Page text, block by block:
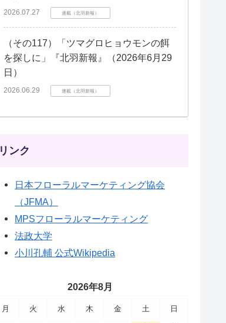
2026.07.27 連載（北羽新報）
（その117）「ツマグロヒョウモンの餌
を探しに」『北羽新報』（2026年6月29
日）
2026.06.29 連載（北羽新報）
リンク
日本フローラルマーケティング協会
（JFMA）
MPSフローラルマーケティング
法政大学
小川孔輔 公式Wikipedia
2026年8月
月 火 水 木 金 土 日